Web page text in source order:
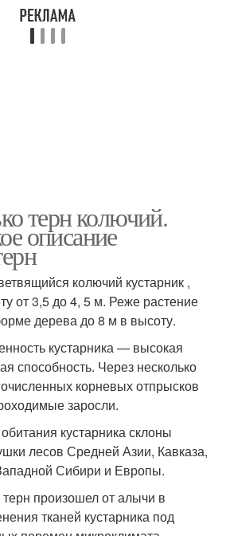
терн колючий.
описание
колючий кустарник ,
от 3,5 до 4, 5 м. Реже растение
дерева до 8 м в высоту.
кустарника — высокая
способность. Через несколько
корневых отпрысков
заросли.
кустарника склоны
лесов Средней Азии, Кавказа,
Сибири и Европы.
произошел от алычи в
тканей кустарника под